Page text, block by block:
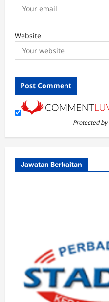
Website
Protected by
Jawatan Berkaitan